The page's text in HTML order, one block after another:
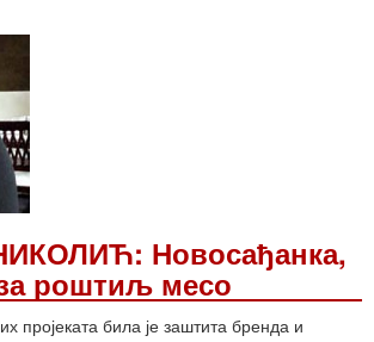
Новосађанка,
роштиљ месо
пројеката била је заштита бренда и